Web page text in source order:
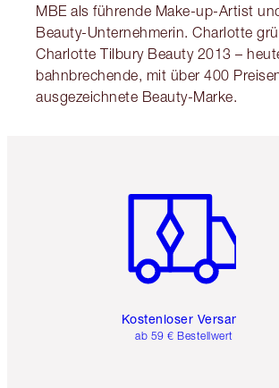
MBE als führende Make-up-Artist
Beauty-Unternehmerin. Charlotte
Charlotte Tilbury Beauty 2013 –
bahnbrechende, mit über 400
ausgezeichnete Beauty-Marke.
Kostenloser Versand
ab 59 € Bestellwert